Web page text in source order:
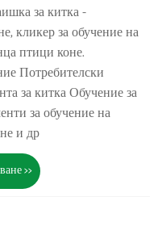
за китка -
кликер за обучение на
птици коне.
Потребителски
за китка Обучение за
за обучение на
и др
>>